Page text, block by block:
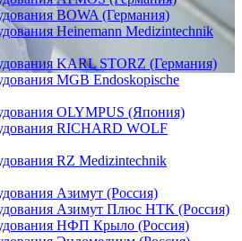
BOWA (Германия)
Heinemann Medizintechnik
KARL STORZ (Германия)
MGB Endoskopische
OLYMPUS (Япония)
RICHARD WOLF
RZ Medizintechnik
Азимут (Россия)
Азимут Плюс НТК (Россия)
НФП Крыло (Россия)